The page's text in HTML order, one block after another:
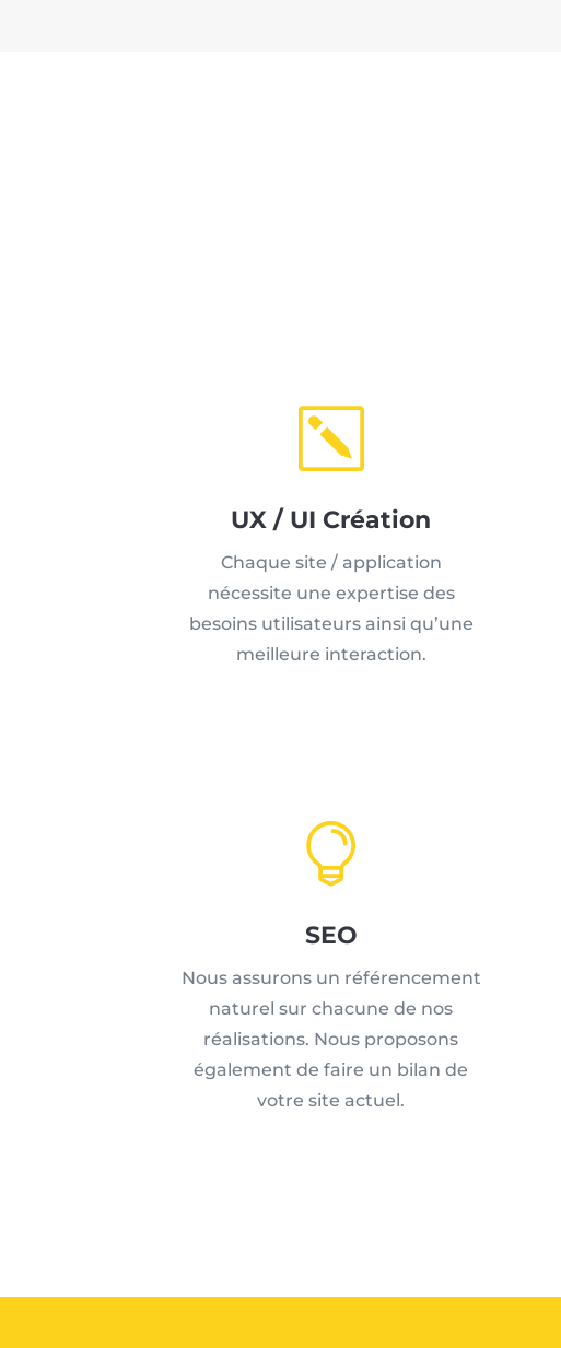
k
UX / UI Création
Chaque site / application
nécessite une expertise des
besoins utilisateurs ainsi qu’une
meilleure interaction.

SEO
Nous assurons un référencement
naturel sur chacune de nos
réalisations. Nous proposons
également de faire un bilan de
votre site actuel.